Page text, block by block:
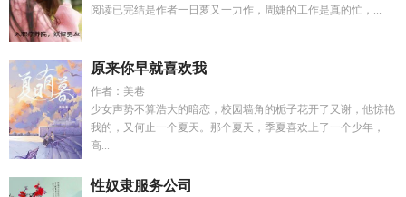
阅读已完结是作者一日萝又一力作，周婕的工作是真的忙，...
原来你早就喜欢我
作者：美巷
少女声势不算浩大的暗恋，校园墙角的栀子花开了又谢，他惊艳
我的，又何止一个夏天。那个夏天，季夏喜欢上了一个少年，
高...
性奴隶服务公司